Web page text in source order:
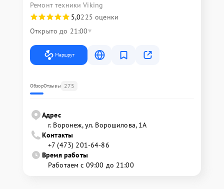
Ремонт техники Viking
5,0225 оценки
Открыто до 21:00
Маршрут
ОбзорОтзывы 275
Адрес
г. Воронеж, ул. Ворошилова, 1А
Контакты
+7 (473) 201-64-86
Время работы
Работаем с 09:00 до 21:00